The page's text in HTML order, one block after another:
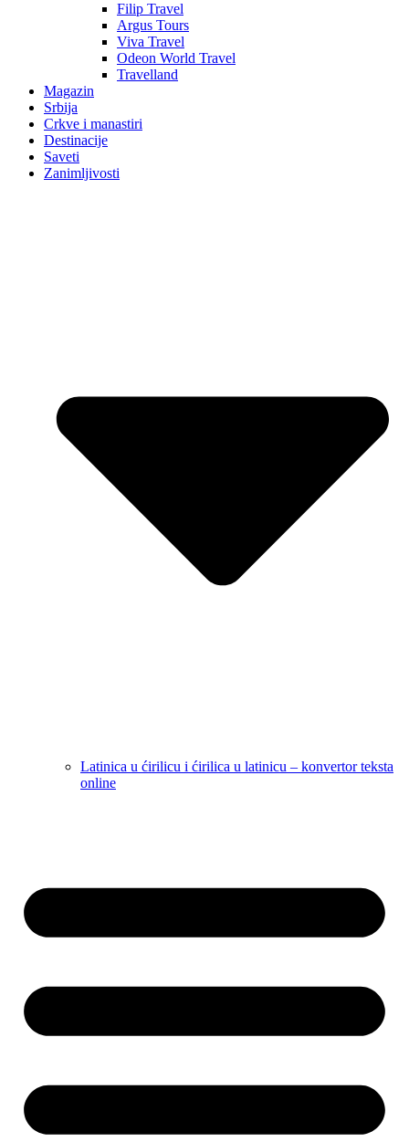
Filip Travel
Argus Tours
Viva Travel
Odeon World Travel
Travelland
Magazin
Srbija
Crkve i manastiri
Destinacije
Saveti
Zanimljivosti
Latinica u ćirilicu i ćirilica u latinicu – konvertor teksta
online